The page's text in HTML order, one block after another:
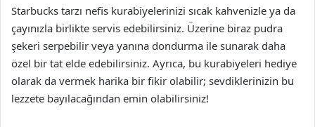
Starbucks tarzı nefis kurabiyelerinizi sıcak kahvenizle ya da
çayınızla birlikte servis edebilirsiniz. Üzerine biraz pudra
şekeri serpebilir veya yanına dondurma ile sunarak daha
özel bir tat elde edebilirsiniz. Ayrıca, bu kurabiyeleri hediye
olarak da vermek harika bir fikir olabilir; sevdiklerinizin bu
lezzete bayılacağından emin olabilirsiniz!